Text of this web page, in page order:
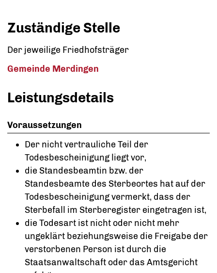
Zuständige Stelle
Der jeweilige Friedhofsträger
Gemeinde Merdingen
Leistungsdetails
Voraussetzungen
Der nicht vertrauliche Teil der
Todesbescheinigung liegt vor,
die Standesbeamtin bzw. der
Standesbeamte des Sterbeortes hat auf der
Todesbescheinigung vermerkt, dass der
Sterbefall im Sterberegister eingetragen ist,
die Todesart ist nicht oder nicht mehr
ungeklärt beziehungsweise die Freigabe der
verstorbenen Person ist durch die
Staatsanwaltschaft oder das Amtsgericht